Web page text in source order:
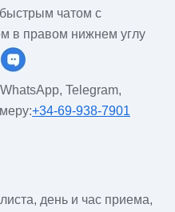
чатом с
в правом нижнем углу
Telegram,
+34-69-938-7901
день и час приема,